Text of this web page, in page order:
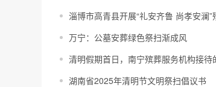
淄博市高青县开展“礼安齐鲁 尚孝安澜
万宁：公墓安葬绿色祭扫渐成风
清明假期首日，南宁殡葬服务机构接
湖南省2025年清明节文明祭扫倡议书